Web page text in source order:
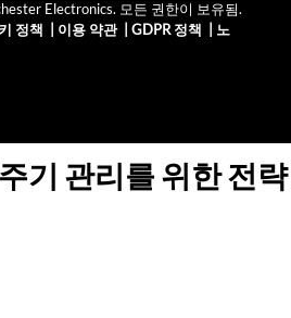
Electronics. 모든 권한이 보유됨.
정책 이용 약관| GDPR 정책
노
기 관리를 위한 전략